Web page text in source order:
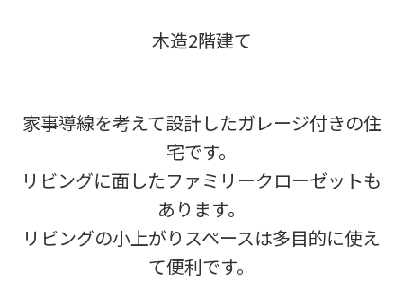
木造2階建て
家事導線を考えて設計したガレージ付きの住
宅です。
リビングに面したファミリークローゼットも
あります。
リビングの小上がりスペースは多目的に使え
て便利です。